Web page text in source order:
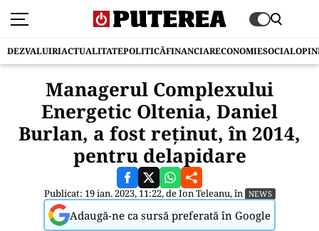
DEZVALUIRIACTUALITATEPOLITICĂFINANCIARECONOMIESOCIAL
Managerul Complexului
Energetic Oltenia, Daniel
Burlan, a fost reținut, în 2014,
pentru delapidare
Publicat: 19 ian. 2023, 11:22, deIon Teleanu, în NEWS
Adaugă-ne ca sursă preferată în Google